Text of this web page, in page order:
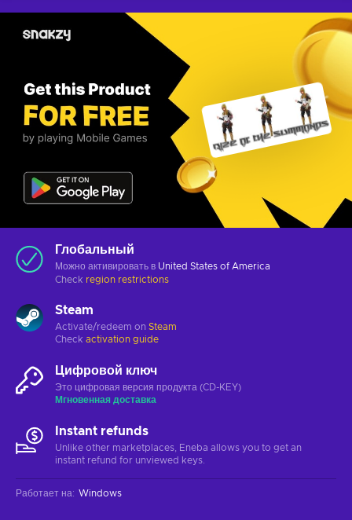
Глобальный
Можно активировать в United States of America
Check region restrictions
Steam
Activate/redeem on Steam
Check activation guide
Цифровой ключ
Это цифровая версия продукта (CD-KEY)
Мгновенная доставка
Instant refunds
Unlike other marketplaces, Eneba allows you to get an
instant refund for unviewed keys.
Работает на: Windows